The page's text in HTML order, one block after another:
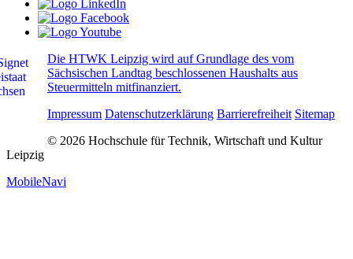
Die HTWK Leipzig wird auf Grundlage des vom
Sächsischen Landtag beschlossenen Haushalts aus
Steuermitteln mitfinanziert.
Impressum Datenschutzerklärung Barrierefreiheit Sitemap
© 2026 Hochschule für Technik, Wirtschaft und Kultur
Leipzig
MobileNavi